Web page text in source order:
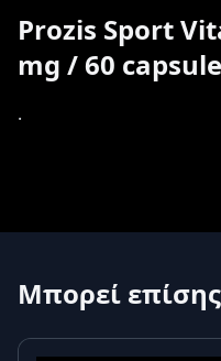
Prozis Sport
mg / 60
.
Μπορεί